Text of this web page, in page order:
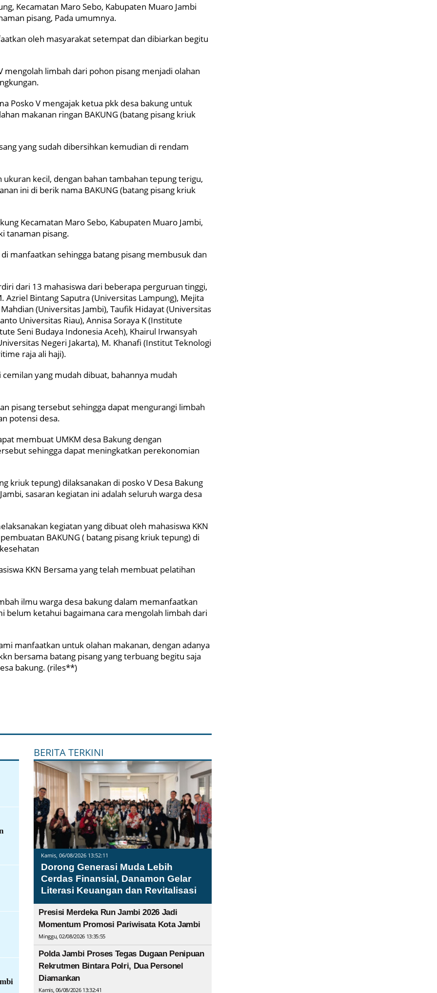
Kecamatan Maro Sebo, Kabupaten Muaro Jambi
pisang, Pada umumnya.
oleh masyarakat setempat dan dibiarkan begitu
mengolah limbah dari pohon pisang menjadi olahan
Posko V mengajak ketua pkk desa bakung untuk
makanan ringan BAKUNG (batang pisang kriuk
yang sudah dibersihkan kemudian di rendam
kecil, dengan bahan tambahan tepung terigu,
ini di berik nama BAKUNG (batang pisang kriuk
Kecamatan Maro Sebo, Kabupaten Muaro Jambi,
tanaman pisang.
manfaatkan sehingga batang pisang membusuk dan
dari 13 mahasiswa dari beberapa perguruan tinggi,
Azriel Bintang Saputra (Universitas Lampung), Mejita
(Universitas Jambi), Taufik Hidayat (Universitas
Universitas Riau), Annisa Soraya K (Institute
Seni Budaya Indonesia Aceh), Khairul Irwansyah
Negeri Jakarta), M. Khanafi (Institut Teknologi
raja ali haji).
yang mudah dibuat, bahannya mudah
pisang tersebut sehingga dapat mengurangi limbah
potensi desa.
membuat UMKM desa Bakung dengan
sehingga dapat meningkatkan perekonomian
kriuk tepung) dilaksanakan di posko V Desa Bakung
sasaran kegiatan ini adalah seluruh warga desa
kegiatan yang dibuat oleh mahasiswa KKN
BAKUNG ( batang pisang kriuk tepung) di
KKN Bersama yang telah membuat pelatihan
ilmu warga desa bakung dalam memanfaatkan
belum ketahui bagaimana cara mengolah limbah dari
manfaatkan untuk olahan makanan, dengan adanya
bersama batang pisang yang terbuang begitu saja
bakung. (riles**)
BERITA TERKINI
Kamis, 06/08/2026 13:52:11
Dorong Generasi Muda Lebih
Cerdas Finansial, Danamon Gelar
Literasi Keuangan dan Revitalisasi
Presisi Merdeka Run Jambi 2026 Jadi
Momentum Promosi Pariwisata Kota Jambi
Minggu, 02/08/2026 13:35:55
Polda Jambi Proses Tegas Dugaan Penipuan
Rekrutmen Bintara Polri, Dua Personel
Diamankan
Kamis, 06/08/2026 13:32:41